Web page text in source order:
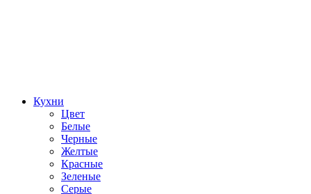
Кухни
Цвет
Белые
Черные
Желтые
Красные
Зеленые
Серые